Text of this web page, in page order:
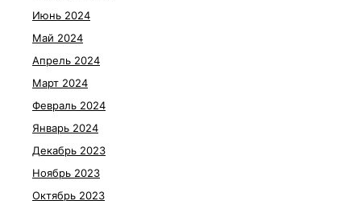
Июнь 2024
Май 2024
Апрель 2024
Март 2024
Февраль 2024
Январь 2024
Декабрь 2023
Ноябрь 2023
Октябрь 2023